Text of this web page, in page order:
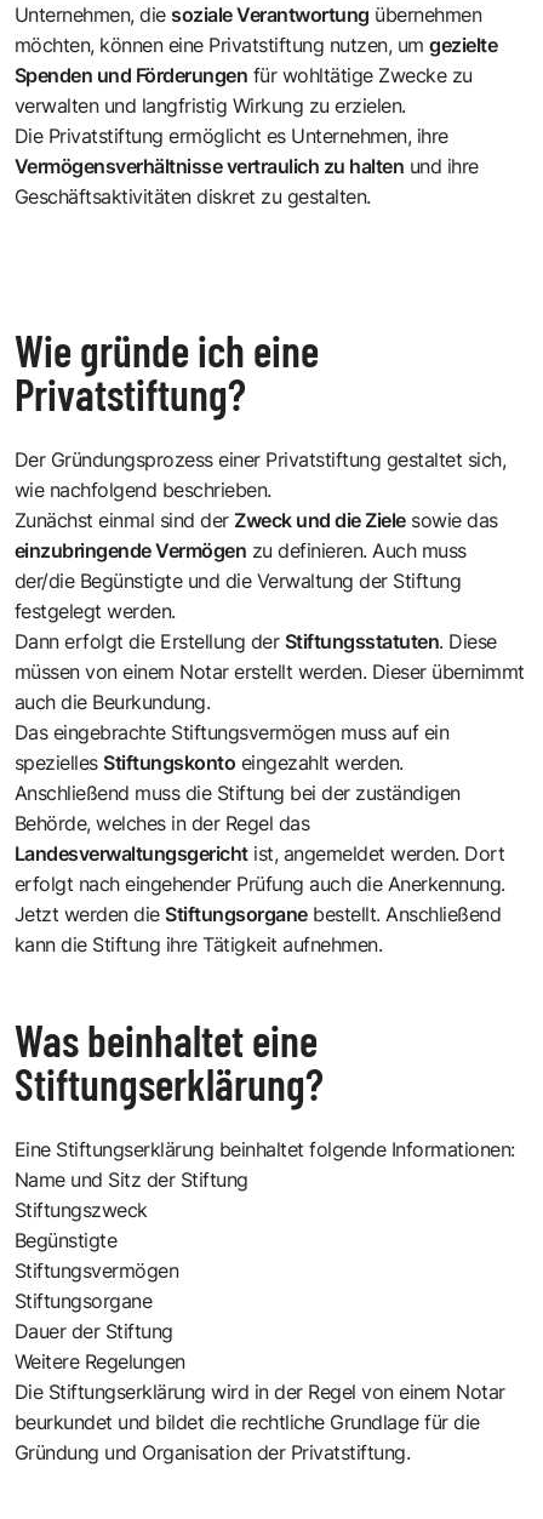
Unternehmen, die soziale Verantwortung übernehmen
möchten, können eine Privatstiftung nutzen, umgezielte
Spenden und Förderungen für wohltätige Zwecke zu
verwalten und langfristig Wirkung zu erzielen.
Die Privatstiftung ermöglicht es Unternehmen, ihre
Vermögensverhältnisse vertraulich zu halten und ihre
Geschäftsaktivitäten diskret zu gestalten.
Wie gründe ich eine
Privatstiftung?
Der Gründungsprozess einer Privatstiftung gestaltet sich,
wie nachfolgend beschrieben.
Zunächst einmal sind derZweck und die Ziele sowie das
einzubringende Vermögen zu definieren. Auch muss
der/die Begünstigte und die Verwaltung der Stiftung
festgelegt werden.
Dann erfolgt die Erstellung der Stiftungsstatuten. Diese
müssen von einem Notar erstellt werden. Dieser übernimmt
auch die Beurkundung.
Das eingebrachte Stiftungsvermögen muss auf ein
speziellesStiftungskonto eingezahlt werden.
Anschließend muss die Stiftung bei der zuständigen
Behörde, welches in der Regel das
Landesverwaltungsgericht ist, angemeldet werden. Dort
erfolgt nach eingehender Prüfung auch die Anerkennung.
Jetzt werden dieStiftungsorgane bestellt. Anschließend
kann die Stiftung ihre Tätigkeit aufnehmen.
Was beinhaltet eine
Stiftungserklärung?
Eine Stiftungserklärung beinhaltet folgende Informationen:
Name und Sitz der Stiftung
Stiftungszweck
Begünstigte
Stiftungsvermögen
Stiftungsorgane
Dauer der Stiftung
Weitere Regelungen
Die Stiftungserklärung wird in der Regel von einem Notar
beurkundet und bildet die rechtliche Grundlage für die
Gründung und Organisation der Privatstiftung.